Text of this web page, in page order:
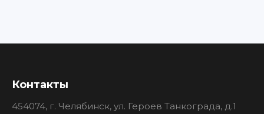
Контакты
454074, г. Челябинск, ул. Героев Танкограда, д.1